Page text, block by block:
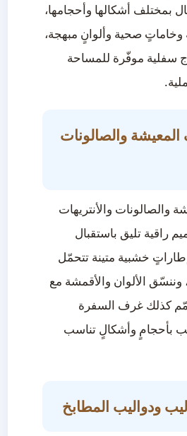
بمختلف أشكالها وأحجامها،
وخاماتٍ صحية وألوانٍ مبهجة،
سفلية موفّرة للمساحة
والصالونات
والأنتريهات
راقية تليق باستقبال
خشبية متينة تتحمّل
وننسّق الألوان والأقمشة مع
كذلك غرف السفرة
بأحجامٍ وأشكالٍ تناسب
ودواليب المطابخ